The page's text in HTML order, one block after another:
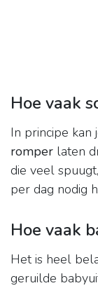
Hoe vaak
In principe kan
romper laten
die veel
per dag nodig
Hoe vaak
Het is heel
geruilde